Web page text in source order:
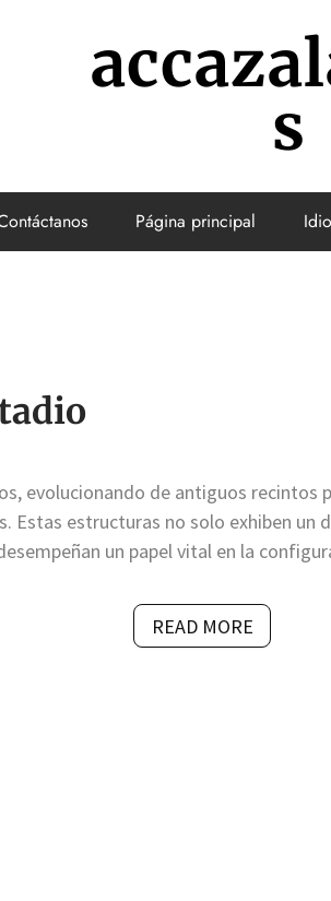
s
Página principal
evolucionando de antiguos recintos
Estas estructuras no solo exhiben un
un papel vital en la
READ MORE